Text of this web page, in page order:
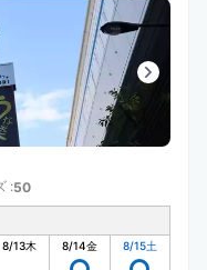
:50
8/13木 8/14金 8/15土